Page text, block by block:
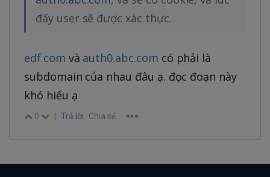
đấy user sẽ được xác thực.
edf.com và auth0.abc.com có phải là
subdomain của nhau đâu ạ. đọc đoạn này
khó hiểu ạ
0 | Trả lời Chia sẻ